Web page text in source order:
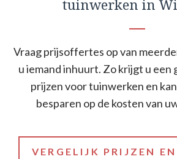
tuinwerken in
Vraag prijsoffertes op van
u iemand inhuurt. Zo krijgt u een
prijzen voor tuinwerken en
besparen op de kosten van
VERGELIJK PRIJZEN